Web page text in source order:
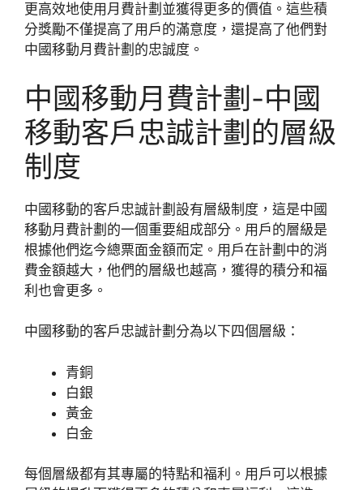
更高效地使用月費計劃並獲得更多的價值。這些積
分獎勵不僅提高了用戶的滿意度，還提高了他們對
中國移動月費計劃的忠誠度。
中國移動月費計劃-中國
移動客戶忠誠計劃的層級
制度
中國移動的客戶忠誠計劃設有層級制度，這是中國
移動月費計劃的一個重要組成部分。用戶的層級是
根據他們迄今總票面金額而定。用戶在計劃中的消
費金額越大，他們的層級也越高，獲得的積分和福
利也會更多。
中國移動的客戶忠誠計劃分為以下四個層級：
青銅
白銀
黃金
白金
每個層級都有其專屬的特點和福利。用戶可以根據